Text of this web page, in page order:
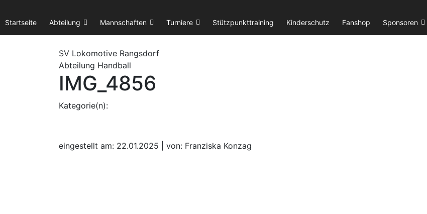
Startseite Abteilung Mannschaften Turniere Stützpunkttraining Kinderschutz Fanshop Sponsoren
SV Lokomotive Rangsdorf
Abteilung Handball
IMG_4856
Kategorie(n):
eingestellt am: 22.01.2025 | von: Franziska Konzag